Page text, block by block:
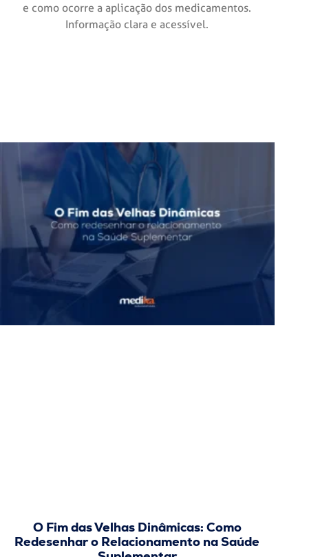
e como ocorre a aplicação dos medicamentos.
Informação clara e acessível.
O Fim das Velhas Dinâmicas: Como
Redesenhar o Relacionamento na Saúde